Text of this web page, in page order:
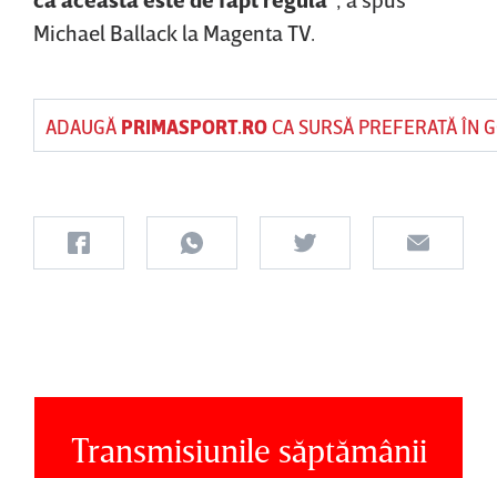
Michael Ballack la Magenta TV.
ADAUGĂ PRIMASPORT.ROCA SURSĂ PREFERATĂ ÎN
Transmisiunile săptămânii